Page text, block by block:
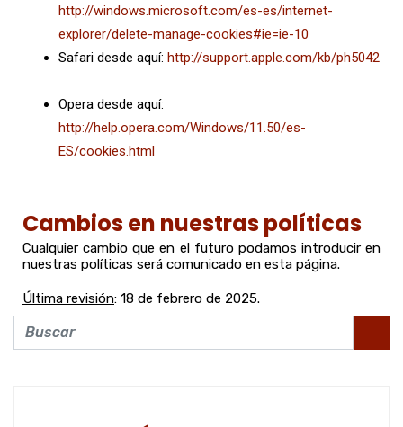
http://windows.microsoft.com/es-es/internet-
explorer/delete-manage-cookies#ie=ie-10
Safari desde aquí: http://support.apple.com/kb/ph5042
Opera desde aquí:
http://help.opera.com/Windows/11.50/es-
ES/cookies.html
Cambios en nuestras políticas
Cualquier cambio que en el futuro podamos introducir en
nuestras políticas será comunicado en esta página.
Última revisión: 18 de febrero de 2025.